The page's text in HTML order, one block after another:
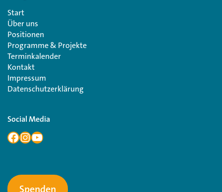
Start
Über uns
Positionen
Programme & Projekte
Terminkalender
Kontakt
Impressum
Datenschutzerklärung
Social Media
Spenden